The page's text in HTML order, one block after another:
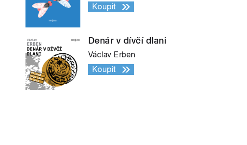
Koupit
Denár v dívčí dlani
Václav Erben
Koupit